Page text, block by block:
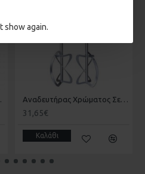
show again.
Αναδευτήρας Χρώματος Σετ 2 Τμχ KWB 49497795
31,65€
Καλάθι